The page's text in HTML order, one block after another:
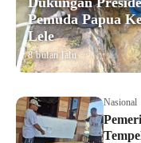
Pemuda Papua
Lele
8 bulan lalu
Nasional